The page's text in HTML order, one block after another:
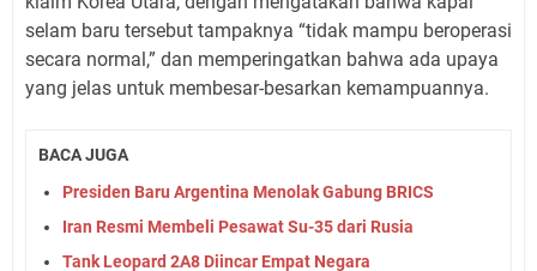
selam baru tersebut tampaknya “tidak mampu beroperasi
secara normal,” dan memperingatkan bahwa ada upaya
yang jelas untuk membesar-besarkan kemampuannya.
BACA JUGA
Presiden Baru Argentina Menolak Gabung BRICS
Iran Resmi Membeli Pesawat Su-35 dari Rusia
Tank Leopard 2A8 Diincar Empat Negara